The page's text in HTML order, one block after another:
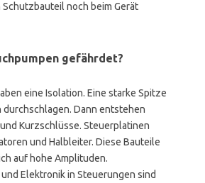
Schutzbauteil noch beim Gerät
gefährdet?
eine Isolation. Eine starke Spitze
durchschlagen. Dann entstehen
Kurzschlüsse. Steuerplatinen
und Halbleiter. Diese Bauteile
auf hohe Amplituden.
Elektronik in Steuerungen sind